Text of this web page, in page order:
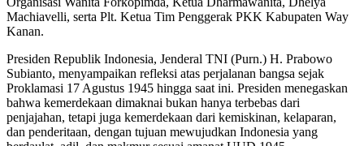
Machiavelli, serta Plt. Ketua Tim Penggerak PKK Kabupaten Way
Kanan.
Presiden Republik Indonesia, Jenderal TNI (Purn.) H. Prabowo
Subianto, menyampaikan refleksi atas perjalanan bangsa sejak
Proklamasi 17 Agustus 1945 hingga saat ini. Presiden menegaskan
bahwa kemerdekaan dimaknai bukan hanya terbebas dari
penjajahan, tetapi juga kemerdekaan dari kemiskinan, kelaparan,
dan penderitaan, dengan tujuan mewujudkan Indonesia yang